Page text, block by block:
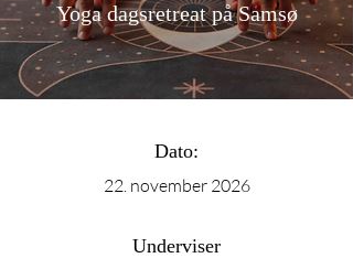
Yoga dagsretreat på Samsø
Dato:
22. november 2026
Underviser